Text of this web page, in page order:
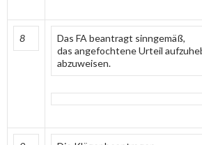
8
Das FA beantragt sinngemäß,
das angefochtene Urteil
abzuweisen.